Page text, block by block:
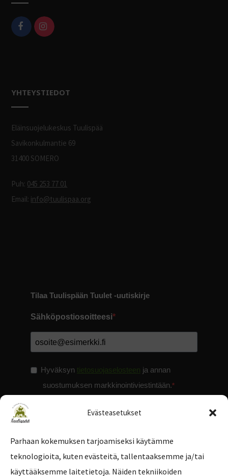
Evästeasetukset
Parhaan kokemuksen tarjoamiseksi käytämme
teknologioita, kuten evästeitä, tallentaaksemme ja/tai
käyttääksemme laitetietoja. Näiden tekniikoiden
YHTEYSTIEDOT
Eläinsuojelukeskus Tuulispää
Savikonkulmantie 69
31400 SOMERO
Puh: 045 253 77 01
Email: info@tuulispaa.org
Tilaa Tuulispään Tuulet -uutiskirje
Sähköpostiosoitteesi
Hyväksyn tietosuojaselosteen ja annan
suostumuksen markkinointiviestintään.
Tilaa uutiskirje